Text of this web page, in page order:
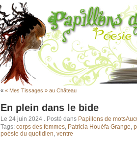
« « Mes Tissages » au Château
En plein dans le bide
Le 24 juin 2024 . Posté dans Papillons de mots
Tags: corps des femmes, Patricia Houéfa Grange,
poésie du quotidien, ventre